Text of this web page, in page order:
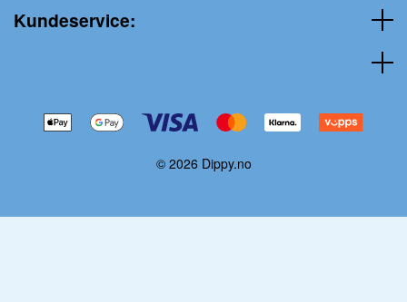
Kundeservice:
© 2026 Dippy.no